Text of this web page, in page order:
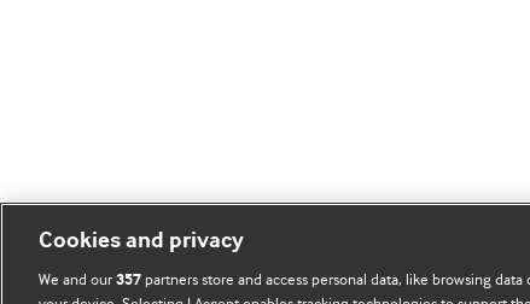
Cookies and privacy
We and our357 partners store and access personal data, like browsing